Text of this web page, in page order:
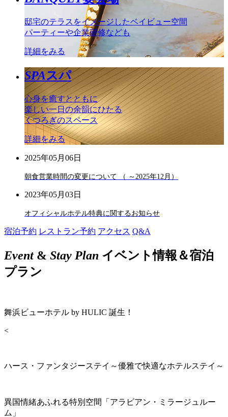
邸宅のテラスをイメージしたベイビュー空間
パーティーや企業研修なども
詳細をみる
SPAスパ
心身を癒すとともに
楽しい一日の余韻にひたる
くつろぎのスペース
詳細をみる
2025年05月06日
朝食営業時間の変更について （ ～2025年12月）
2023年05月03日
オフィシャルホテル特典に関するお知らせ
宿泊予約 レストラン予約 アクセス Q&A
Event& Stay Plan イベント情報＆宿泊
プラン
舞浜ビューホテル by HULIC 誕生！
<
ハース・ファンタジーステイ～優雅で快適なホテルステイ～
異国情緒あふれる特別空間「アラビアン・ミラージュルー
ム」